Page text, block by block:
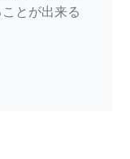
とが出来る